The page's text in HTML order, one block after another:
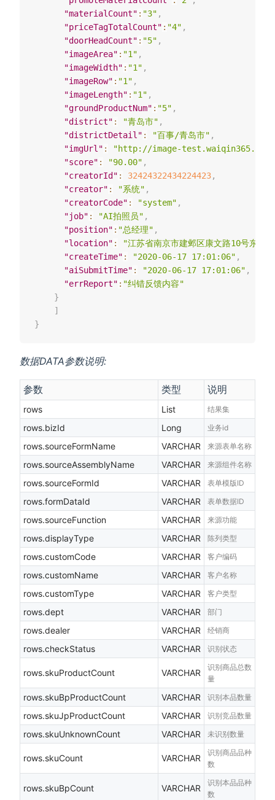
"materialCount" : "3" ,
"priceTagTotalCount" : "4" ,
"doorHeadCount" : "5" ,
"imageArea" : "1" ,
"imageWidth" : "1" ,
"imageRow" : "1" ,
"imageLength" : "1" ,
"groundProductNum" : "5" ,
"district" : "青岛市" ,
"districtDetail" : "百事/青岛市" ,
"imgUrl" :
"http://image-test.waiqin365.com/
"score" : "90.00" ,
"creatorId" : 32424322434224423,
"creator" : "系统" ,
"creatorCode" : "system" ,
"job" : "AI拍照员" ,
"position" : "总经理" ,
"location" :
"江苏省南京市建邺区康文路10号东南
"createTime" : "2020-06-17 17:01:06" ,
"aiSubmitTime" : "2020-06-17 17:01:06" ,
"errReport" : "纠错反馈内容"
}
]
}
数据DATA参数说明:
参数 类型 说明
rows List 结果集
rows.bizId Long 业务id
rows.sourceFormName VARCHAR 来源表单名称
rows.sourceAssemblyName VARCHAR 来源组件名称
rows.sourceFormId VARCHAR 表单模版ID
rows.formDataId VARCHAR 表单数据ID
rows.sourceFunction VARCHAR 来源功能
rows.displayType VARCHAR 陈列类型
rows.customCode VARCHAR 客户编码
rows.customName VARCHAR 客户名称
rows.customType VARCHAR 客户类型
rows.dept VARCHAR 部门
rows.dealer VARCHAR 经销商
rows.checkStatus VARCHAR 识别状态
rows.skuProductCount VARCHAR
识别商品总数
量
rows.skuBpProductCount VARCHAR 识别本品数量
rows.skuJpProductCount VARCHAR 识别竞品数量
rows.skuUnknownCount VARCHAR 未识别数量
rows.skuCount VARCHAR
识别商品品种
数
rows.skuBpCount VARCHAR
识别本品品种
数